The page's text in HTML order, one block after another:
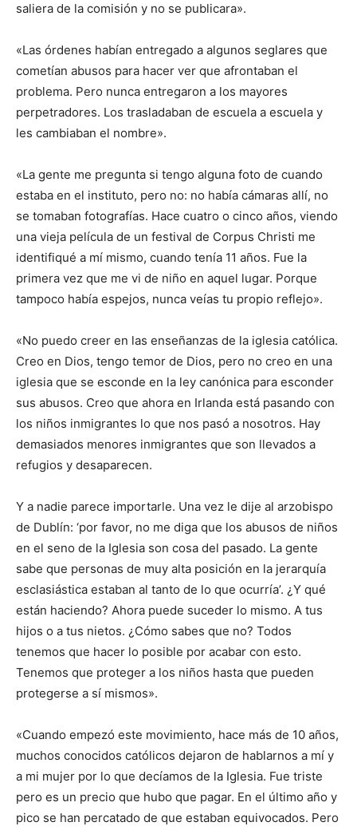
saliera de la comisión y no se publicara».
«Las órdenes habían entregado a algunos seglares que
cometían abusos para hacer ver que afrontaban el
problema. Pero nunca entregaron a los mayores
perpetradores. Los trasladaban de escuela a escuela y
les cambiaban el nombre».
«La gente me pregunta si tengo alguna foto de cuando
estaba en el instituto, pero no: no había cámaras allí, no
se tomaban fotografías. Hace cuatro o cinco años, viendo
una vieja película de un festival de Corpus Christi me
identifiqué a mí mismo, cuando tenía 11 años. Fue la
primera vez que me vi de niño en aquel lugar. Porque
tampoco había espejos, nunca veías tu propio reflejo».
«No puedo creer en las enseñanzas de la iglesia católica.
Creo en Dios, tengo temor de Dios, pero no creo en una
iglesia que se esconde en la ley canónica para esconder
sus abusos. Creo que ahora en Irlanda está pasando con
los niños inmigrantes lo que nos pasó a nosotros. Hay
demasiados menores inmigrantes que son llevados a
refugios y desaparecen.
Y a nadie parece importarle. Una vez le dije al arzobispo
de Dublín: ‘por favor, no me diga que los abusos de niños
en el seno de la Iglesia son cosa del pasado. La gente
sabe que personas de muy alta posición en la jerarquía
esclasiástica estaban al tanto de lo que ocurría’. ¿Y qué
están haciendo? Ahora puede suceder lo mismo. A tus
hijos o a tus nietos. ¿Cómo sabes que no? Todos
tenemos que hacer lo posible por acabar con esto.
Tenemos que proteger a los niños hasta que pueden
protegerse a sí mismos».
«Cuando empezó este movimiento, hace más de 10 años,
muchos conocidos católicos dejaron de hablarnos a mí y
a mi mujer por lo que decíamos de la Iglesia. Fue triste
pero es un precio que hubo que pagar. En el último año y
pico se han percatado de que estaban equivocados. Pero